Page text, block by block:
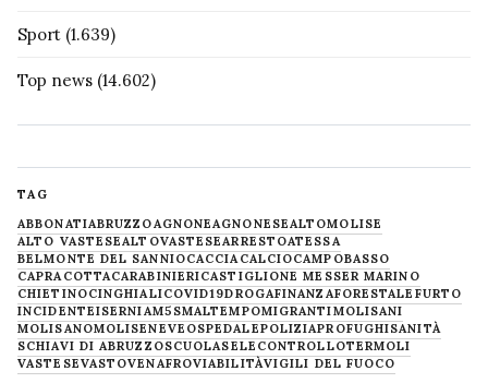
Sport (1.639)
Top news (14.602)
TAG
ABBONATIABRUZZOAGNONEAGNONESEALTOMOLISE
ALTO VASTESEALTOVASTESEARRESTOATESSA
BELMONTE DEL SANNIOCACCIACALCIOCAMPOBASSO
CAPRACOTTACARABINIERICASTIGLIONE MESSER MARINO
CHIETINOCINGHIALICOVID19DROGAFINANZAFORESTALE FURTO
INCIDENTEISERNIAM5SMALTEMPOMIGRANTIMOLISANI
MOLISANOMOLISENEVE OSPEDALEPOLIZIAPROFUGHISANITÀ
SCHIAVI DI ABRUZZOSCUOLASELECONTROLLOTERMOLI
VASTESEVASTOVENAFROVIABILITÀVIGILI DEL FUOCO